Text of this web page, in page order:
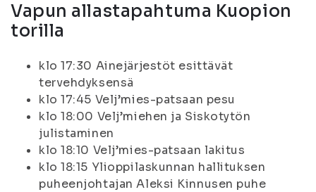
Vapun allastapahtuma Kuopion
torilla
klo 17:30 Ainejärjestöt esittävät
tervehdyksensä
klo 17:45 Velj’mies-patsaan pesu
klo 18:00 Velj’miehen ja Siskotytön
julistaminen
klo 18:10 Velj’mies-patsaan lakitus
klo 18:15 Ylioppilaskunnan hallituksen
puheenjohtajan Aleksi Kinnusen puhe